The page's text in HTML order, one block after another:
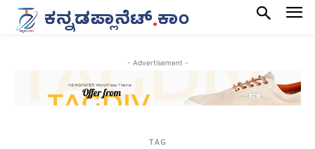
- Advertisement -
TAG